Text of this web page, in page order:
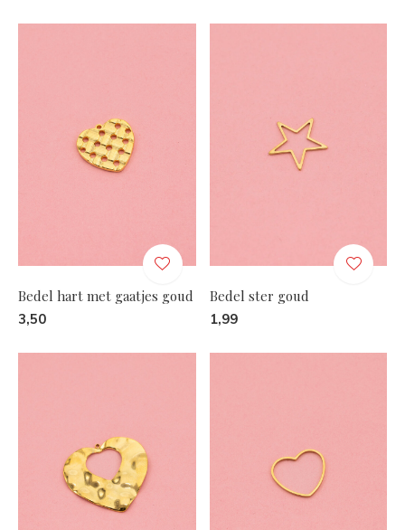
Bedel hart met gaatjes goud
3,50
Bedel ster goud
1,99